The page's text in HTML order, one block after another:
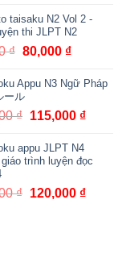
là:
105,000 ₫.
tại
taisaku N2 Vol 2 -
thi JLPT N2
₫ Giá
là:
95,000 ₫.
80,000 ₫Giá
tại
80,000 ₫.
Appu N3 Ngữ Pháp
ール
₫ Giá
là:
155,000 ₫.
115,000 ₫Giá
là:
appu JLPT N4
trình luyện đọc
₫ Giá
120,000 ₫Giá